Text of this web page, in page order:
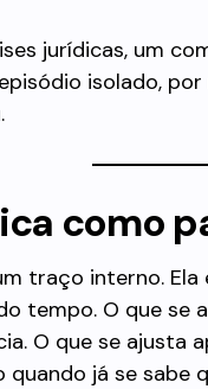
jurídicas, um
isolado,
como
traço interno.
tempo. O que se
O que se ajusta
já se sabe